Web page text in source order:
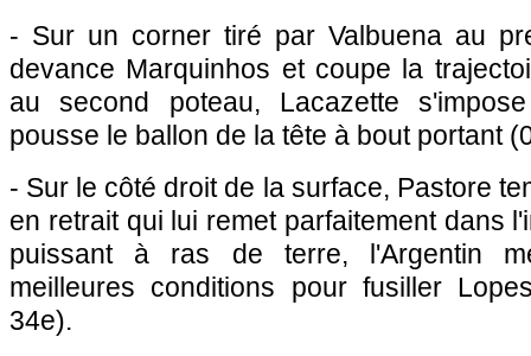
- Sur un corner tiré par Valbuena au
devance Marquinhos et coupe la
au second poteau, Lacazette
pousse le ballon de la tête à bout portant
- Sur le côté droit de la surface, Pastore
en retrait qui lui remet parfaitement dans
puissant à ras de terre, l'Argentin
meilleures conditions pour fusiller
34e).